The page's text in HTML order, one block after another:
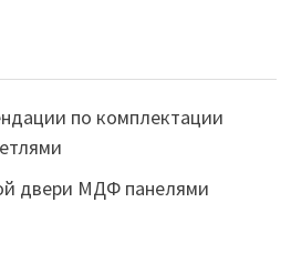
по комплектации
двери МДФ панелями